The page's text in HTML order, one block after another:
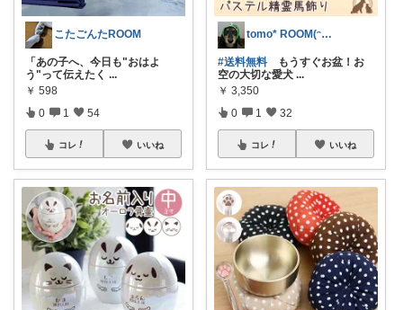
こたごんたROOM
「あの子へ、今日も"おはよ
う"って伝えたく ...
￥ 598
0 1 54
コレ いいね
tomo* ROOM(ᵔᴥᵔ)♪
#送料無料 もうすぐお盆！お
空の大切な愛犬 ...
￥ 3,350
0 1 32
コレ いいね